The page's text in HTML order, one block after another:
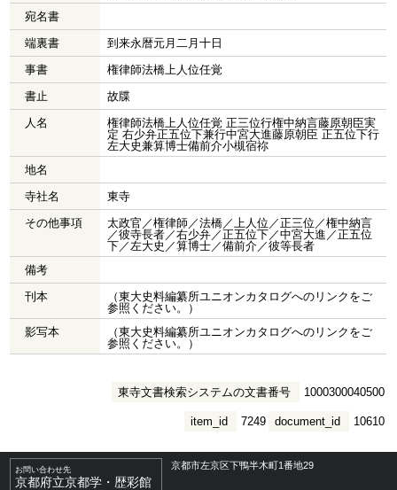
宛名書
端裏書
到来永暦元月二月十日
事書
権律師法橋上人位任覚
書止
故牒
人名
権律師法橋上人位任覚 正三位行権中納言藤原朝臣実
定 右少弁正五位下兼行中宮大進藤原朝臣 正五位下行
左大史兼算博士備前介小槻宿祢
地名
寺社名
東寺
その他事項
太政官／権律師／法橋／上人位／正三位／権中納言
／彼寺長者／右少弁／正五位下／中宮大進／正五位
下／左大史／算博士／備前介／彼等長者
備考
刊本
（東大史料編纂所ユニオンカタログへのリンクをご
参照ください。）
影写本
（東大史料編纂所ユニオンカタログへのリンクをご
参照ください。）
東寺文書検索システムの文書番号 1000300040500
document_id 10610
item_id 7249
お問い合わせ先
京都府立京都学・歴彩館
京都市左京区下鴨半木町1番地29